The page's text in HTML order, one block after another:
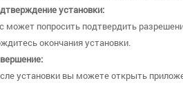
установки:
может попросить подтвердить
окончания установки.
установки вы можете открыть